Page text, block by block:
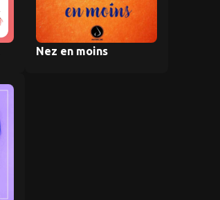
Nez en moins